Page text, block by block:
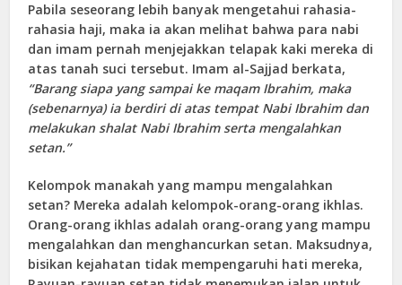
Pabila seseorang lebih banyak mengetahui rahasia-
rahasia haji, maka ia akan melihat bahwa para nabi
dan imam pernah menjejakkan telapak kaki mereka di
atas tanah suci tersebut. Imam al-Sajjad berkata,
“Barang siapa yang sampai ke maqam Ibrahim, maka
(sebenarnya) ia berdiri di atas tempat Nabi Ibrahim dan
melakukan shalat Nabi Ibrahim serta mengalahkan
setan.”
Kelompok manakah yang mampu mengalahkan
setan? Mereka adalah kelompok-orang-orang ikhlas.
Orang-orang ikhlas adalah orang-orang yang mampu
mengalahkan dan menghancurkan setan. Maksudnya,
bisikan kejahatan tidak mempengaruhi hati mereka,